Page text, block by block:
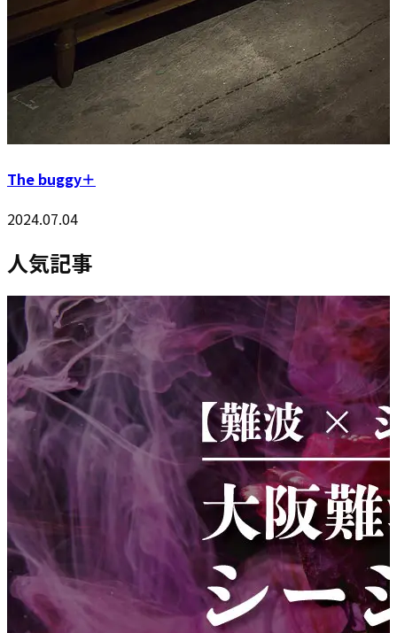
The buggy＋
2024.07.04
人気記事